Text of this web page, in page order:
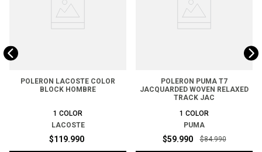
POLERON LACOSTE COLOR
BLOCK HOMBRE
1 COLOR
LACOSTE
$119.990
POLERON PUMA T7
JACQUARDED WOVEN RELAXED
TRACK JAC
1 COLOR
PUMA
$59.990 $84.990